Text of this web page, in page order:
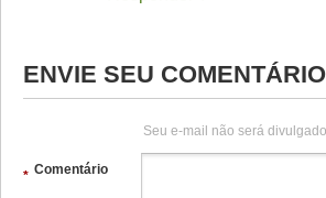
ENVIE SEU COMENTÁRIO
Seu e-mail não será
Comentário
*